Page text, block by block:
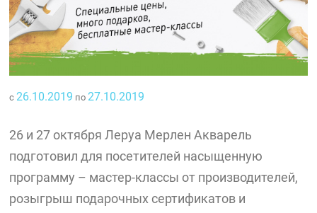
с 26.10.2019 по 27.10.2019
26 и 27 октября Леруа Мерлен Акварель
подготовил для посетителей насыщенную
программу – мастер-классы от производителей,
розыгрыш подарочных сертификатов и